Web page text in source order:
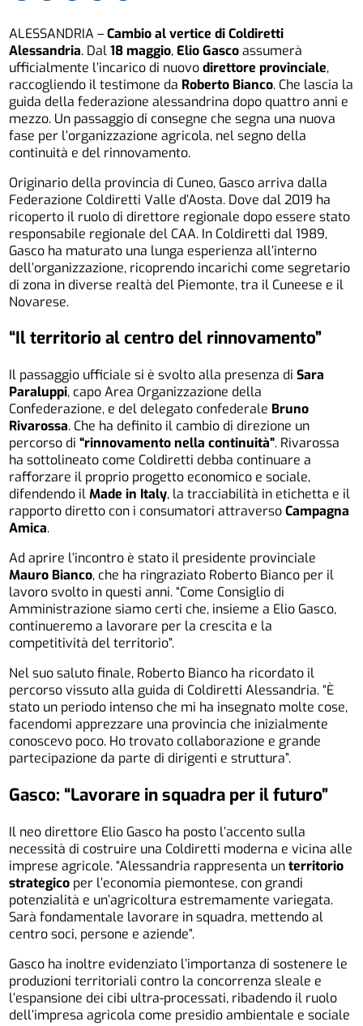
ALESSANDRIA –Cambio al vertice di Coldiretti
Alessandria. Dal18 maggio, Elio Gascoassumerà
ufficialmente l’incarico di nuovodirettore provinciale,
raccogliendo il testimone da Roberto Bianco. Che lascia la
guida della federazione alessandrina dopo quattro anni e
mezzo. Un passaggio di consegne che segna una nuova
fase per l’organizzazione agricola, nel segno della
continuità e del rinnovamento.
Originario della provincia di Cuneo, Gasco arriva dalla
Federazione Coldiretti Valle d’Aosta. Dove dal 2019 ha
ricoperto il ruolo di direttore regionale dopo essere stato
responsabile regionale del CAA. In Coldiretti dal 1989,
Gasco ha maturato una lunga esperienza all’interno
dell’organizzazione, ricoprendo incarichi come segretario
di zona in diverse realtà del Piemonte, tra il Cuneese e il
Novarese.
“Il territorio al centro del rinnovamento”
Il passaggio ufficiale si è svolto alla presenza diSara
Paraluppi, capo Area Organizzazione della
Confederazione, e del delegato confederale Bruno
Rivarossa. Che ha definito il cambio di direzione un
percorso di“rinnovamento nella continuità”. Rivarossa
ha sottolineato come Coldiretti debba continuare a
rafforzare il proprio progetto economico e sociale,
difendendo ilMade in Italy, la tracciabilità in etichetta e il
rapporto diretto con i consumatori attraversoCampagna
Amica.
Ad aprire l’incontro è stato il presidente provinciale
Mauro Bianco, che ha ringraziato Roberto Bianco per il
lavoro svolto in questi anni. “Come Consiglio di
Amministrazione siamo certi che, insieme a Elio Gasco,
continueremo a lavorare per la crescita e la
competitività del territorio”.
Nel suo saluto finale, Roberto Bianco ha ricordato il
percorso vissuto alla guida di Coldiretti Alessandria. “È
stato un periodo intenso che mi ha insegnato molte cose,
facendomi apprezzare una provincia che inizialmente
conoscevo poco. Ho trovato collaborazione e grande
partecipazione da parte di dirigenti e struttura”.
Gasco: “Lavorare in squadra per il futuro”
Il neo direttore Elio Gasco ha posto l’accento sulla
necessità di costruire una Coldiretti moderna e vicina alle
imprese agricole. “Alessandria rappresenta unterritorio
strategico per l’economia piemontese, con grandi
potenzialità e un’agricoltura estremamente variegata.
Sarà fondamentale lavorare in squadra, mettendo al
centro soci, persone e aziende”.
Gasco ha inoltre evidenziato l’importanza di sostenere le
produzioni territoriali contro la concorrenza sleale e
l’espansione dei cibi ultra-processati, ribadendo il ruolo
dell’impresa agricola come presidio ambientale e sociale